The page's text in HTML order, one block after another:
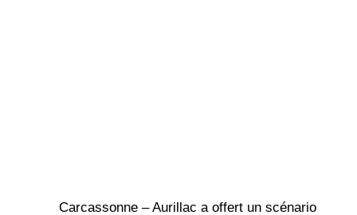
Carcassonne – Aurillac a offert un scénario